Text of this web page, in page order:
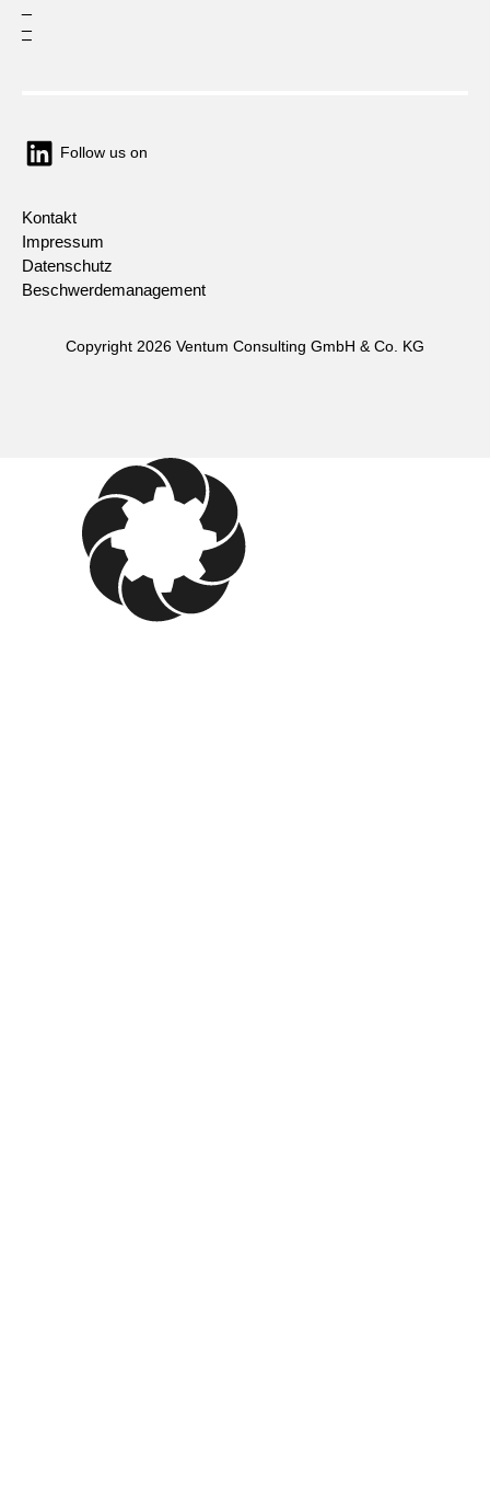
–
Follow us on
Kontakt
Impressum
Datenschutz
Beschwerdemanagement
Copyright 2026 Ventum Consulting GmbH & Co. KG